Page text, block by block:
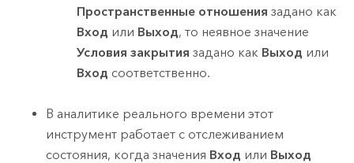
Пространственные отношения задано как
Вход или Выход, то неявное значение
Условия закрытия задано как Выход или
Вход соответственно.
В аналитике реального времени этот
инструмент работает с отслеживанием
состояния, когда значения Вход или Выход